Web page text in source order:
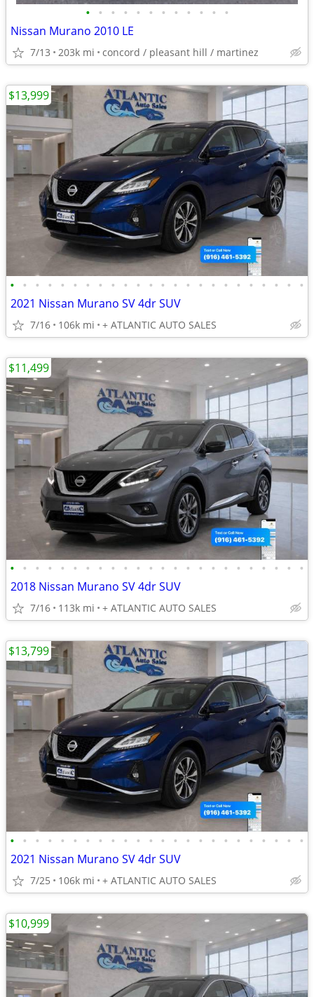
• • • • • • • • • • • •
Nissan Murano 2010 LE
7/13 203k mi concord / pleasant hill / martinez
• • • • • • • • • • • • • • • • • • • • • • • •
2021 Nissan Murano SV 4dr SUV
7/16 106k mi + ATLANTIC AUTO SALES
$13,999
• • • • • • • • • • • • • • • • • • • • • • • •
2018 Nissan Murano SV 4dr SUV
7/16 113k mi + ATLANTIC AUTO SALES
$11,499
• • • • • • • • • • • • • • • • • • • • • • • •
2021 Nissan Murano SV 4dr SUV
7/25 106k mi + ATLANTIC AUTO SALES
$13,799
$10,999